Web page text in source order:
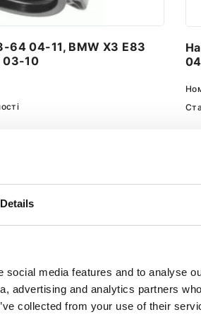
Details
media features and to analyse
advertising and analytics partners
collected from your use of their
64 04-11, BMW X3 E83
03-10